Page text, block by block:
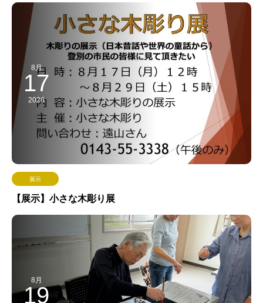
8月
17
2026
展示
【展示】小さな木彫り展
8月
19